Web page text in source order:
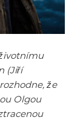
(Jiří
že
Olgou